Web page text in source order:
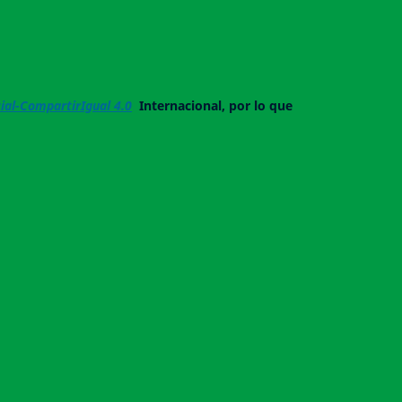
CompartirIgual 4.0 Internacional, por lo que